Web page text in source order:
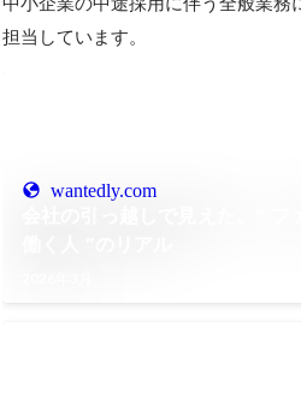
担当しています。
wantedly.com